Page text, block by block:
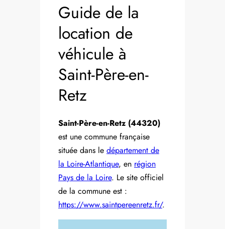
Guide de la
location de
véhicule à
Saint-Père-en-
Retz
Saint-Père-en-Retz (44320)
est une commune française
située dans le département de
la Loire-Atlantique, en région
Pays de la Loire. Le site officiel
de la commune est :
https://www.saintpereenretz.fr/.